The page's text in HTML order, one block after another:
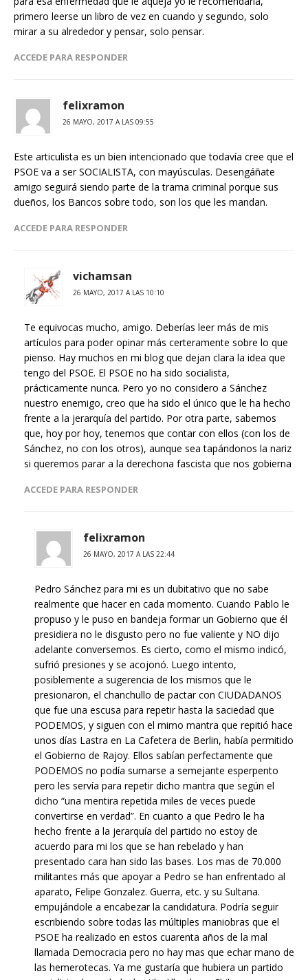
primero leerse un libro de vez en cuando y segundo, solo
mirar a su alrededor y pensar, solo pensar.
ACCEDE PARA RESPONDER
felixramon
26 MAYO, 2017 A LAS 09:55
Este articulista es un bien intencionado que todavía cree que el
PSOE va a ser SOCIALISTA, con mayúsculas. Desengáñate
amigo seguirá siendo parte de la trama criminal porque sus
dueños, los Bancos sobre todo, son los que les mandan.
ACCEDE PARA RESPONDER
vichamsan
26 MAYO, 2017 A LAS 10:10
Te equivocas mucho, amigo. Deberías leer más de mis
artículos para poder opinar más certeramente sobre lo que
pienso. Hay muchos en mi blog que dejan clara la idea que
tengo del PSOE. El PSOE no ha sido socialista,
prácticamente nunca. Pero yo no considero a Sánchez
nuestro enemigo, creo que ha sido el único que le ha hecho
frente a la jerarquía del partido. Por otra parte, sabemos
que, hoy por hoy, tenemos que contar con ellos (con los de
Sánchez, no con los otros), aunque sea tapándonos la nariz
si queremos parar a la derechona fascista que nos gobierna
ACCEDE PARA RESPONDER
felixramon
26 MAYO, 2017 A LAS 22:44
Pedro Sánchez para mi es un dubitativo que no sabe
realmente que hacer en cada momento. Cuando Pablo le
propuso y le puso en bandeja formar un Gobierno que él
presidiera no le disgusto pero no fue valiente y NO dijo
adelante conversemos. Es cierto, como el mismo indicó,
sufrió presiones y se acojonó. Luego intento,
posiblemente a sugerencia de los mismos que le
presionaron, el chanchullo de pactar con CIUDADANOS
que fue una escusa para repetir hasta la saciedad que
PODEMOS, y siguen con el mimo mantra que repitió hace
unos días Lastra en La Cafetera de Berlin, había permitido
el Gobierno de Rajoy. Ellos sabían perfectamente que
PODEMOS no podía sumarse a semejante esperpento
pero les servía para repetir dicho mantra que según el
dicho “una mentira repetida miles de veces puede
convertirse en verdad”. En cuanto a que Pedro le ha
hecho frente a la jerarquía del partido no estoy de
acuerdo para mi los que se han rebelado y han
presentado cara han sido las bases. Los mas de 70.000
militantes más que apoyar a Pedro se han enfrentado al
aparato, Felipe Gonzalez. Guerra, etc. y su Sultana.
empujándole a encabezar la candidatura. Podría seguir
escribiendo sobre todas las múltiples maniobras que el
PSOE ha realizado en estos cuarenta años de la mal
llamada Democracia pero no hay mas que echar mano de
las hemerotecas. Ya me gustaría que hubiera un partido